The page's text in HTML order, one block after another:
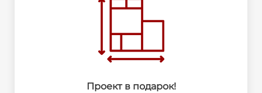
Проект в подарок!